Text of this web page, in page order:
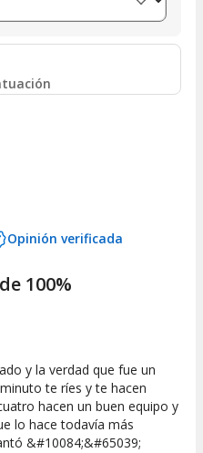
Opinión verificada
100%
10
Interpretación
artística
y la verdad que fue un
te ríes y te hacen
hacen un buen equipo y
lo hace todavía más
&#10084;&#65039;